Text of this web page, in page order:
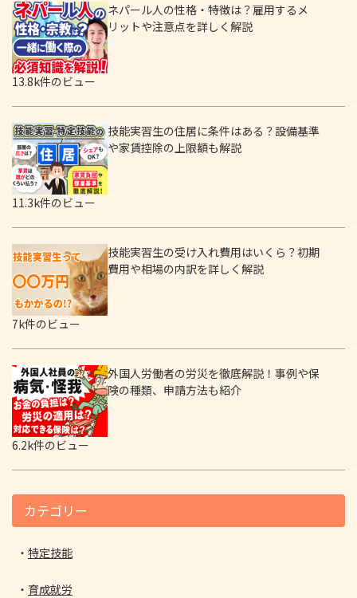
ネパール人の性格・特徴は？雇用するメ
リットや注意点を詳しく解説
13.8k件のビュー
技能実習生の住居に条件はある？設備基準
や家賃控除の上限額も解説
11.3k件のビュー
技能実習生の受け入れ費用はいくら？初期
費用や相場の内訳を詳しく解説
7k件のビュー
外国人労働者の労災を徹底解説！事例や保
険の種類、申請方法も紹介
6.2k件のビュー
カテゴリー
特定技能
育成就労